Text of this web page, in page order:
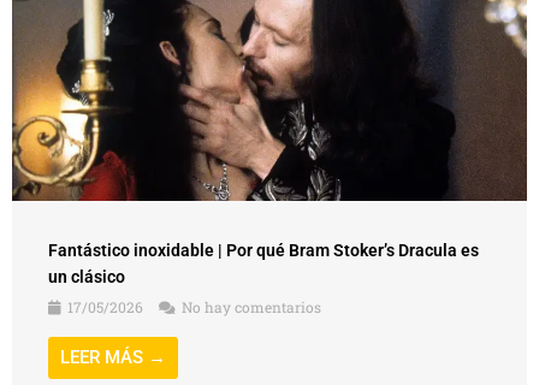
Fantástico inoxidable | Por qué Bram Stoker’s Dracula es
un clásico
17/05/2026
No hay comentarios
LEER MÁS →